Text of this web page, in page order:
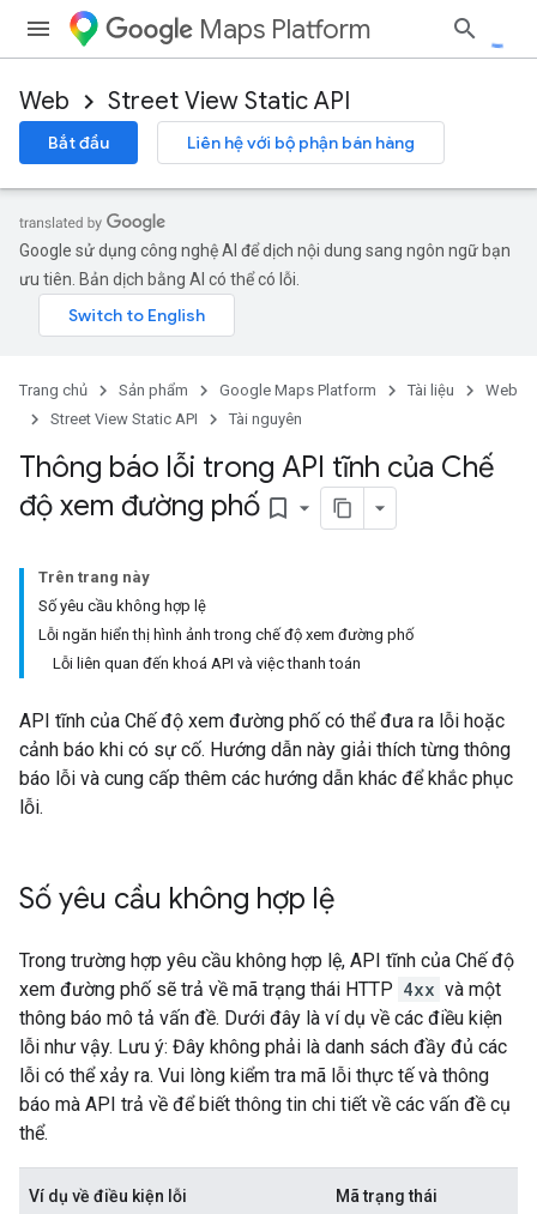
Maps Platform
Web Street View Static API
Bắt đầu Liên hệ với bộ phận bán hàng
Google sử dụng công nghệ AI để dịch nội dung sang ngôn ngữ bạn
ưu tiên. Bản dịch bằng AI có thể có lỗi.
Trang chủ Sản phẩm Google Maps Platform Tài liệu
Web
Street View Static API
Tài nguyên
Thông báo lỗi trong API tĩnh của Chế
độ xem đường phố bookmark_border
Trên trang này
Số yêu cầu không hợp lệ
Lỗi ngăn hiển thị hình ảnh trong chế độ xem đường phố
Lỗi liên quan đến khoá API và việc thanh toán
API tĩnh của Chế độ xem đường phố có thể đưa ra lỗi hoặc
cảnh báo khi có sự cố. Hướng dẫn này giải thích từng thông
báo lỗi và cung cấp thêm các hướng dẫn khác để khắc phục
lỗi.
Số yêu cầu không hợp lệ
Trong trường hợp yêu cầu không hợp lệ, API tĩnh của Chế độ
xem đường phố sẽ trả về mã trạng thái HTTP 4xx và một
thông báo mô tả vấn đề. Dưới đây là ví dụ về các điều kiện
lỗi như vậy. Lưu ý: Đây không phải là danh sách đầy đủ các
lỗi có thể xảy ra. Vui lòng kiểm tra mã lỗi thực tế và thông
báo mà API trả về để biết thông tin chi tiết về các vấn đề cụ
thể.
Ví dụ về điều kiện lỗi Mã trạng thái